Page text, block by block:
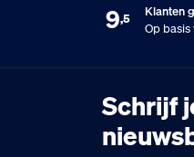
9,5
Klanten
Op
Schrijf